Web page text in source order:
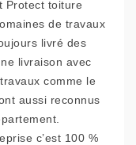
Protect toiture
de travaux
livré des
livraison avec
comme le
aussi reconnus
c’est 100 %